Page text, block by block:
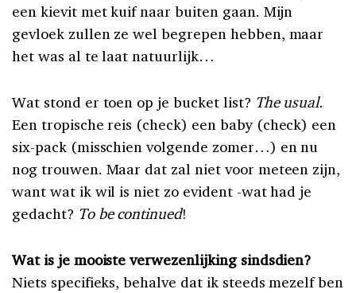
een kievit met kuif naar buiten gaan. Mijn
gevloek zullen ze wel begrepen hebben, maar
het was al te laat natuurlijk…
Wat stond er toen op je bucket list? The usual.
Een tropische reis (check) een baby (check) een
six-pack (misschien volgende zomer…) en nu
nog trouwen. Maar dat zal niet voor meteen zijn,
want wat ik wil is niet zo evident -wat had je
gedacht? To be continued!
Wat is je mooiste verwezenlijking sindsdien?
Niets specifieks, behalve dat ik steeds mezelf ben